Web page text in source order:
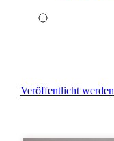
Veröffentlicht werden